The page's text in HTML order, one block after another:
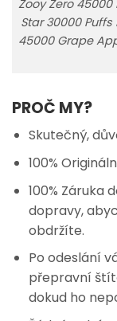
Zooy Zero
Star 30000
45000 Grape
PROČ MY?
Skutečný,
100%
100% Záruka
dopravy,
obdržíte.
Po odeslání
přepravní
dokud ho